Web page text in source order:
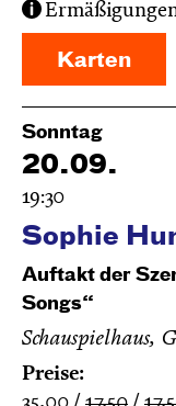
Karten
Sonntag
20.09.
19:30
Sophie
Auftakt der
Songs“
Schauspielhaus,
Preise: